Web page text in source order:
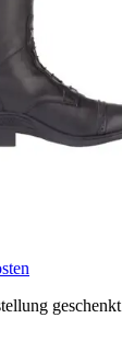
geschenkt